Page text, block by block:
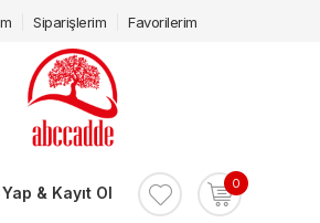
Siparişlerim Favorilerim
& Kayıt Ol 0